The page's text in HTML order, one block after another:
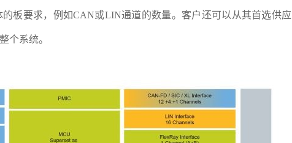
板要求，例如CAN或LIN通道的数量。客户还可以从其首选供
个系统。